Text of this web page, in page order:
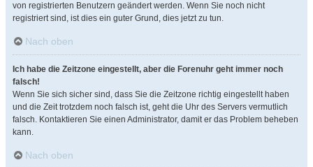
von registrierten Benutzern geändert werden. Wenn Sie noch nicht
registriert sind, ist dies ein guter Grund, dies jetzt zu tun.
Nach oben
Ich habe die Zeitzone eingestellt, aber die Forenuhr geht immer noch
falsch!
Wenn Sie sich sicher sind, dass Sie die Zeitzone richtig eingestellt haben
und die Zeit trotzdem noch falsch ist, geht die Uhr des Servers vermutlich
falsch. Kontaktieren Sie einen Administrator, damit er das Problem beheben
kann.
Nach oben